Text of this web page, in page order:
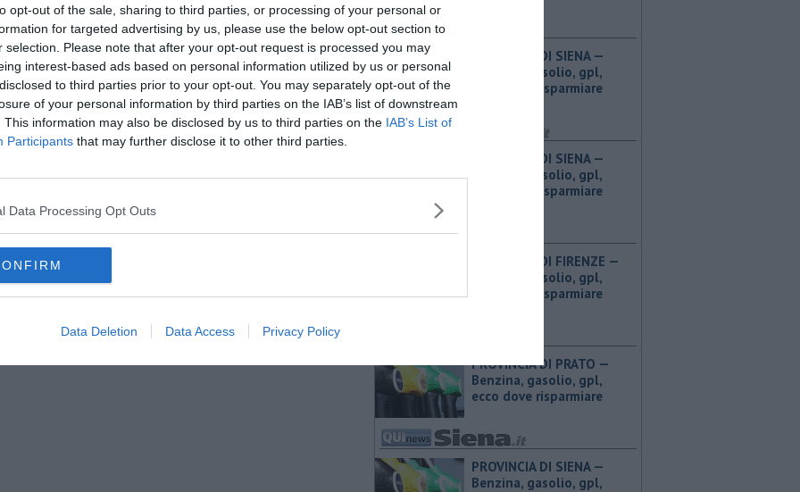
opt-out of the sale, sharing to third parties, or processing of your personal or
for targeted advertising by us, please use the below opt-out section to
selection. Please note that after your opt-out request is processed you may
interest-based ads based on personal information utilized by us or personal
to third parties prior to your opt-out. You may separately opt-out of the
of your personal information by third parties on the IAB’s list of downstream
This information may also be disclosed by us to third parties on the IAB’s List of
Participants that may further disclose it to other third parties.
Data Processing Opt Outs
Data Deletion Data Access Privacy Policy
PROVINCIA DI SIENA — ​
Benzina, gasolio, gpl,
ecco dove risparmiare
PROVINCIA DI SIENA — ​
Benzina, gasolio, gpl,
ecco dove risparmiare
PROVINCIA DI FIRENZE — ​
Benzina, gasolio, gpl,
ecco dove risparmiare
PROVINCIA DI PRATO — ​
Benzina, gasolio, gpl,
ecco dove risparmiare
PROVINCIA DI SIENA — ​
Benzina, gasolio, gpl,